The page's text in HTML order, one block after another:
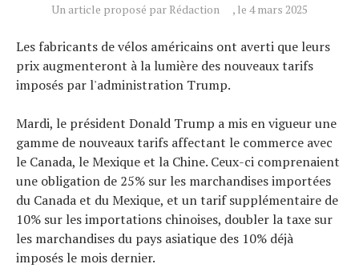
Un article proposé par Rédaction , le 4 mars 2025
Les fabricants de vélos américains ont averti que leurs
prix augmenteront à la lumière des nouveaux tarifs
imposés par l'administration Trump.
Mardi, le président Donald Trump a mis en vigueur une
gamme de nouveaux tarifs affectant le commerce avec
le Canada, le Mexique et la Chine. Ceux-ci comprenaient
une obligation de 25% sur les marchandises importées
du Canada et du Mexique, et un tarif supplémentaire de
10% sur les importations chinoises, doubler la taxe sur
les marchandises du pays asiatique des 10% déjà
imposés le mois dernier.
Actualités
Technologies
Tests de produits
Tendances
Tous nos articles
À propos